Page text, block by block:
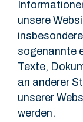
unsere
sogenannte
Texte,
an anderer
unserer
werden.